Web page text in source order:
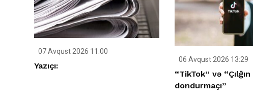
07 Avqust 2026 11:00
Yazıçı:
06 Avqust 2026 13:29
“TikTok” və “Çılğın
dondurmaçı”